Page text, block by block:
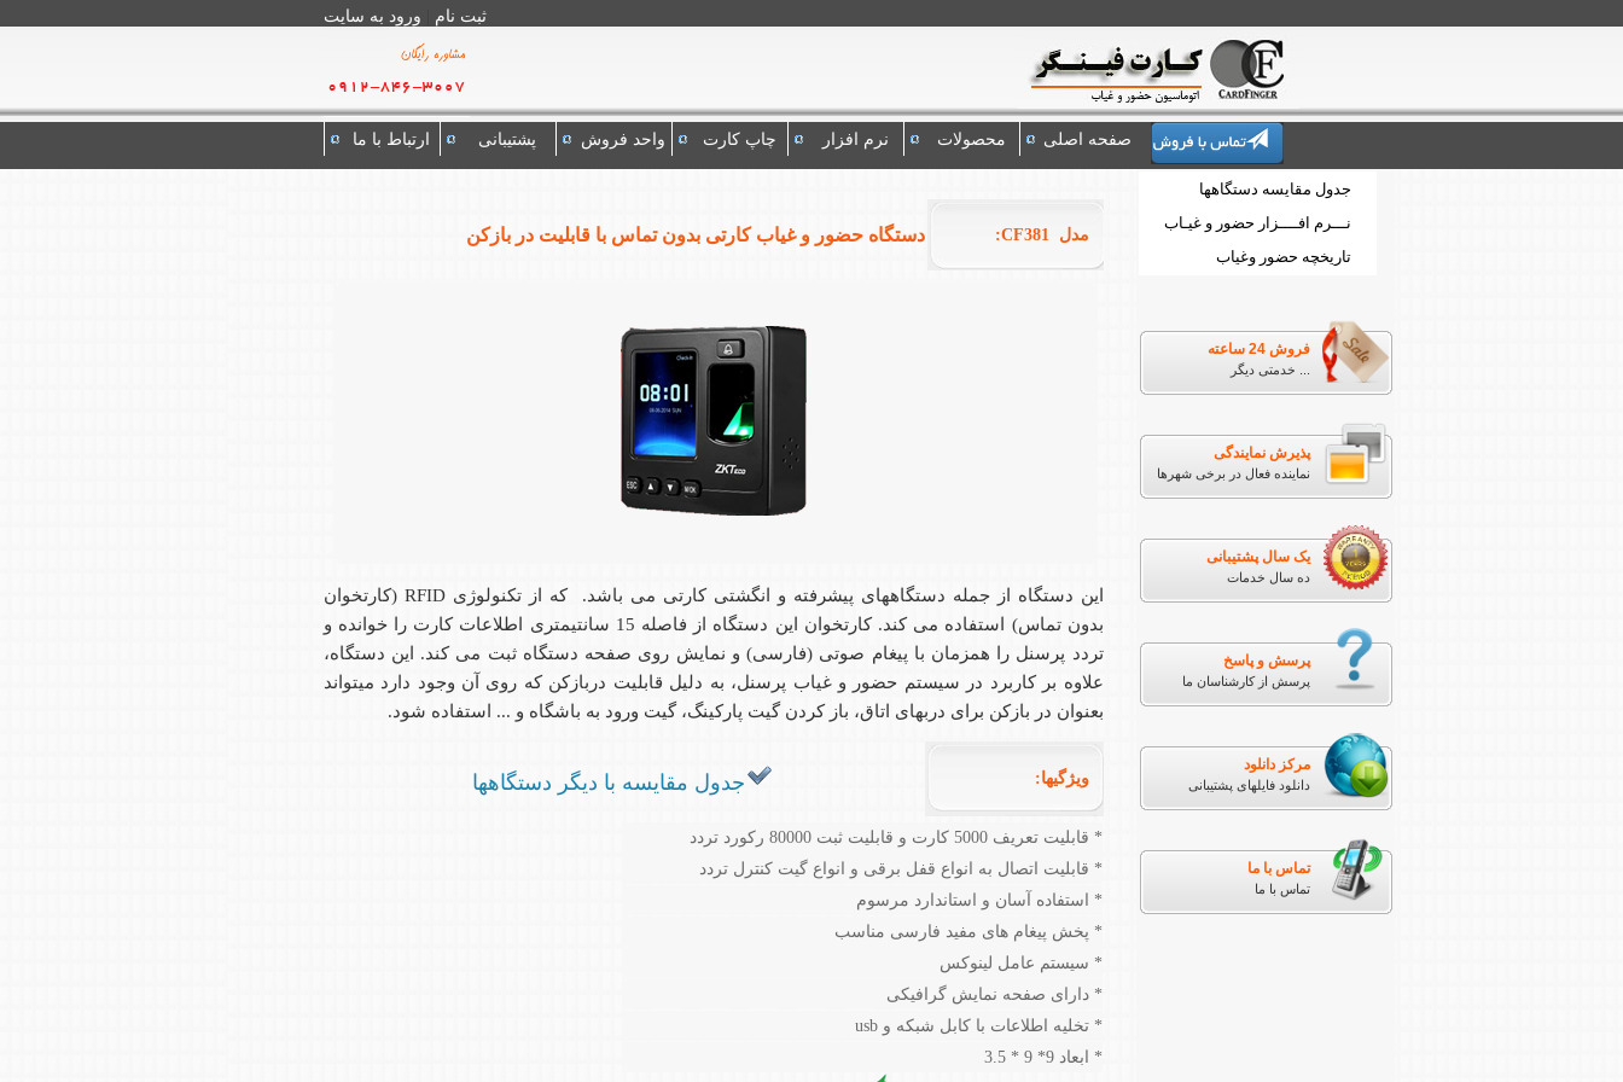
ثبت نام ورود به سايت
ارتباط با ما پشتیبانی واحد فروش چاپ کارت نرم افزار محصولات صفحه اصلی
مدل CF381: دستگاه حضور و غیاب کارتی بدون تماس با قابلیت در بازکن
این دستگاه از جمله دستگاههای پیشرفته و انگشتی کارتی می باشد. که از تکنولوژی RFID (کارتخوان
بدون تماس) استفاده می کند. کارتخوان این دستگاه از فاصله 15 سانتیمتری اطلاعات کارت را خوانده و
تردد پرسنل را همزمان با پیغام صوتی (فارسی) و نمایش روی صفحه دستگاه ثبت می کند. این دستگاه،
علاوه بر کاربرد در سیستم حضور و غیاب پرسنل، به دلیل قابلیت دربازکن که روی آن وجود دارد میتواند
بعنوان در بازکن برای دربهای اتاق، باز کردن گیت پارکینگ، گیت ورود به باشگاه و ... استفاده شود.
ویژگیها: جدول مقایسه با دیگر دستگاهها
* قابلیت تعریف 5000 کارت و قابلیت ثبت 80000 رکورد تردد
* قابلیت اتصال به انواع قفل برقی و انواع گیت کنترل تردد
* استفاده آسان و استاندارد مرسوم
* پخش پیغام های مفید فارسی مناسب
* سیستم عامل لینوکس
* دارای صفحه نمایش گرافیکی
* تخلیه اطلاعات با کابل شبکه و usb
* ابعاد 9* 9 * 3.5
جدول مقایسه دستگاهها
نـــرم افــــزار حضور و غیـاب
تاریخچه حضور وغیاب
فروش 24 ساعته
پذیرش نمایندگی
نماینده فعال در برخی شهرها
یک سال پشتیبانی
ده سال خدمات
پرسش و پاسخ
پرسش از کارشناسان ما
مرکز دانلود
دانلود فایلهای پشتیبانی
تماس با ما
تماس با ما